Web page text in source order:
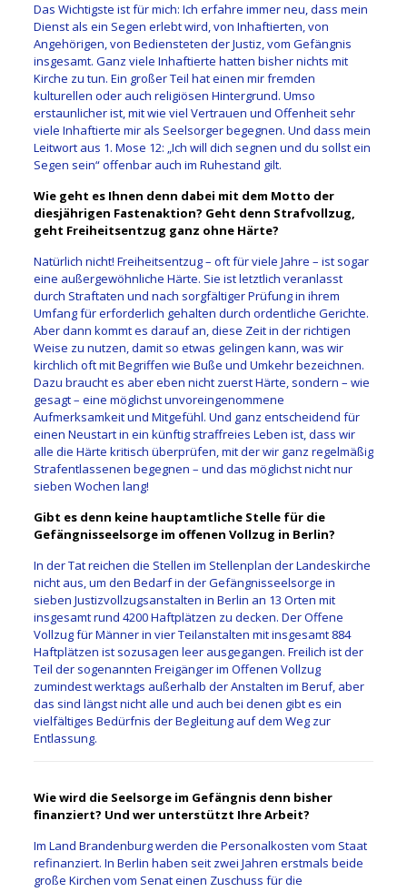
Das Wichtigste ist für mich: Ich erfahre immer neu, dass mein
Dienst als ein Segen erlebt wird, von Inhaftierten, von
Angehörigen, von Bediensteten der Justiz, vom Gefängnis
insgesamt. Ganz viele Inhaftierte hatten bisher nichts mit
Kirche zu tun. Ein ­großer Teil hat einen mir fremden
kulturellen oder auch religiösen Hintergrund. Umso
erstaunlicher ist, mit wie viel Vertrauen und Offenheit sehr
viele Inhaftierte mir als Seelsorger begegnen. Und dass mein
Leitwort aus 1. Mose 12: „Ich will dich segnen und du sollst ein
Segen sein“ offenbar auch im Ruhestand gilt.
Wie geht es Ihnen denn dabei mit dem Motto der
diesjährigen Fastenaktion? Geht denn Strafvollzug,
geht Freiheitsentzug ganz ohne Härte?
Natürlich nicht! Freiheitsentzug – oft für viele Jahre – ist sogar
eine außergewöhnliche Härte. Sie ist letztlich veranlasst
durch Straf­taten und nach sorgfältiger ­Prüfung in ihrem
Umfang für erforderlich gehalten durch ordent­liche Gerichte.
Aber dann kommt es darauf an, diese Zeit in der ­richtigen
Weise zu nutzen, damit so etwas gelingen kann, was wir
kirchlich oft mit Begriffen wie Buße und Umkehr bezeichnen.
Dazu braucht es aber eben nicht zuerst Härte, sondern – wie
gesagt – eine möglichst unvoreingenommene
Aufmerksamkeit und Mitgefühl. Und ganz entscheidend für
einen Neustart in ein künftig straffreies Leben ist, dass wir
alle die Härte kritisch überprüfen, mit der wir ganz regelmäßig
Strafentlassenen begegnen – und das möglichst nicht nur
sieben Wochen lang!
Gibt es denn keine haupt­amtliche ­Stelle für die
Gefängnisseelsorge im offenen Vollzug in Berlin?
In der Tat reichen die Stellen im Stellenplan der Landeskirche
nicht aus, um den Bedarf in der Gefängnisseelsorge in
sieben Justiz­vollzugsanstalten in Berlin an 13 Orten mit
insgesamt rund 4200 Haftplätzen zu decken. Der Offene
Vollzug für Männer in vier Teil­anstalten mit insgesamt 884
Haftplätzen ist sozusagen leer ausgegangen. Freilich ist der
Teil der sogenannten Freigänger im Offenen Vollzug
zumindest werktags außerhalb der Anstalten im Beruf, aber
das sind längst nicht alle und auch bei denen gibt es ein
vielfältiges Bedürfnis der Begleitung auf dem Weg zur
Entlassung.
Wie wird die Seelsorge im Gefängnis denn bisher
finanziert? Und wer unterstützt Ihre Arbeit?
Im Land Brandenburg werden die Personalkosten vom Staat
refinanziert. In Berlin haben seit zwei Jahren erstmals beide
große Kirchen vom Senat einen Zuschuss für die